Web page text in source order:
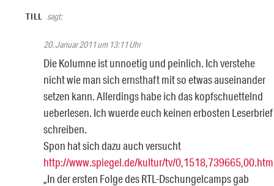
TILL sagt:
20. Januar 2011 um 13:11 Uhr
Die Kolumne ist unnoetig und peinlich. Ich verstehe
nicht wie man sich ernsthaft mit so etwas auseinander
setzen kann. Allerdings habe ich das kopfschuettelnd
ueberlesen. Ich wuerde euch keinen erbosten Leserbrief
schreiben.
Spon hat sich dazu auch versucht
http://www.spiegel.de/kultur/tv/
„In der ersten Folge des RTL-Dschungelcamps gab